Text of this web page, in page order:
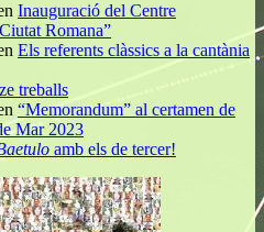
Inauguració del Centre
Romana”
Els referents clàssics a la cantània
treballs
“Memorandum” al certamen de
Mar 2023
amb els de tercer!